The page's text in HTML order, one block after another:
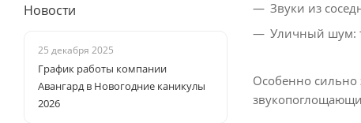
Звуки из
Уличный шум:
Особенно сильно
Новости
25 декабря 2025
График работы компании
Авангард в Новогодние каникулы
2026